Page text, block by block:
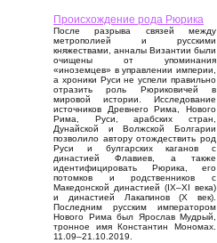
Происхождение рода Рюрика
После разрыва связей между
метрополией и русскими
княжествами, анналы Византии были
очищены от упоминания
«иноземцев» в управлении империи,
а хроники Руси не успели правильно
отразить роль Рюриковичей в
мировой истории. Исследование
источников Древнего Рима, Нового
Рима, Руси, арабских стран,
Дунайской и Волжской Болгарии
позволило автору отождествить род
Руси и булгарских каганов с
династией Флавиев, а также
идентифицировать Рюрика, его
потомков и родственников с
Македонской династией (IX–XI века)
и династией Лакапинов (X век).
Последним русским императором
Нового Рима был Ярослав Мудрый,
тронное имя Константин Мономах.
11.09–21.10.2019.